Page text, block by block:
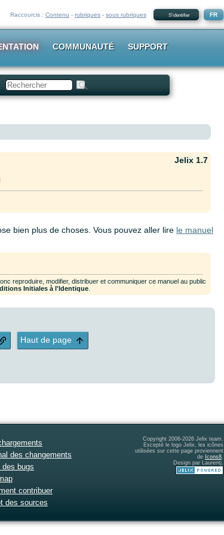
Raccourcis : Contenu - rubriques - sous rubriques S'identifier FR
COMMUNAUTÉ SUPPORT
Jelix 1.7
bien plus de choses. Vous pouvez aller lire le manuel
reproduire, modifier, distribuer et communiquer ce manuel au public
Initiales à l'Identique
Haut de page
des changements
des bugs
contribuer
des sources
Copyright 2006-2026 Jelix team.
Excepté le logo Jelix, les icônes
utilisées sur cette page proviennent
de Icons8.
Design par Laurentj.